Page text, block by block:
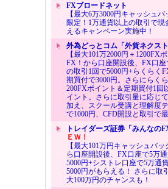
FXブロードネット
【最大6万3000円キャッシュ
限定！1万通貨以上の取引で現
えるキャンペーン実施中！
外為どっとコム「外貨ネクスト
【最大101万2000円＋1200FX
FX！から口座開設後、FX口座
の取引1回で5000円+らくらく
期買付で3000円。さらにらく
200FXポイント＆定期買付1回
イント。さらに取引量に応じ
加え、スクール受講と理解度
で1000円、CFD開設と取引で最
トレイダーズ証券「みんなの
ＥＷ！
【最大101万円キャッシュバ
ら口座開設後、FX口座で5万
5000円+シストレ口座で5万通
5000円がもらえる！ さらに取
大100万円のチャンスも！